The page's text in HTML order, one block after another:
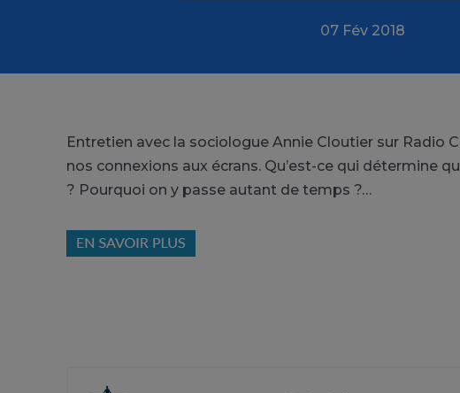
07 Fév 2018
Entretien avec la sociologue Annie Cloutier sur Radio
nos connexions aux écrans. Qu’est-ce qui détermine
? Pourquoi on y passe autant de temps ?…